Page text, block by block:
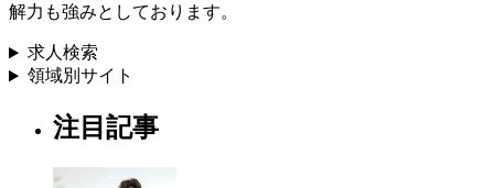
解力も強みとしております。
求人検索
領域別サイト
注目記事